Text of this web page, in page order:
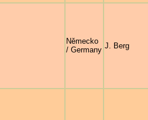
Německo
/ Germany J. Berg